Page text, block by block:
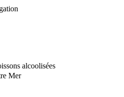
alcoolisées
Mer